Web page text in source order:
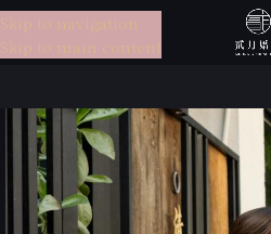
Skip to navigation
Skip to main content
選單